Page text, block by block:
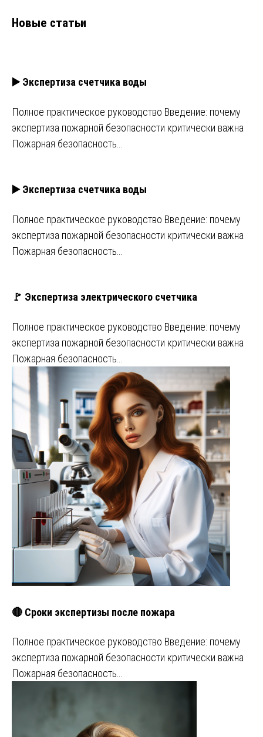
Новые статьи
▶️ Экспертиза счетчика воды
Полное практическое руководство Введение: почему
экспертиза пожарной безопасности критически важна
Пожарная безопасность…
▶️ Экспертиза счетчика воды
Полное практическое руководство Введение: почему
экспертиза пожарной безопасности критически важна
Пожарная безопасность…
🚩 Экспертиза электрического счетчика
Полное практическое руководство Введение: почему
экспертиза пожарной безопасности критически важна
Пожарная безопасность…
🔴 Сроки экспертизы после пожара
Полное практическое руководство Введение: почему
экспертиза пожарной безопасности критически важна
Пожарная безопасность…